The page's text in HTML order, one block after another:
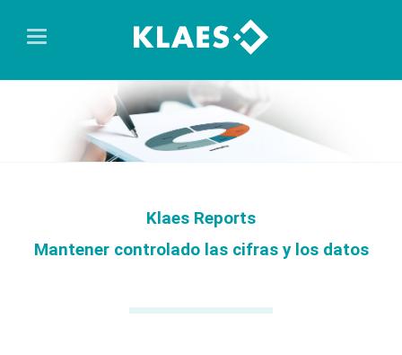
Klaes Reports
Mantener controlado las cifras y los datos